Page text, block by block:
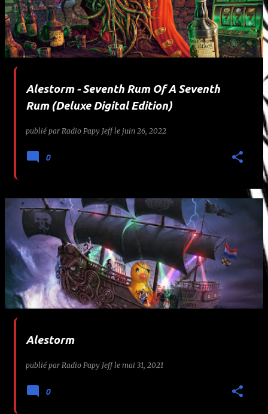
c
Alestorm - Seventh Rum Of A Seventh
Rum (Deluxe Digital Edition)
publié par Radio Papy Jeff le juin 26, 2022
0
Alestorm
publié par Radio Papy Jeff le mai 31, 2021
0